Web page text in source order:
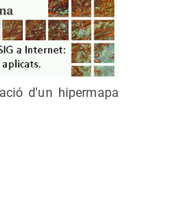
d'un hipermapa